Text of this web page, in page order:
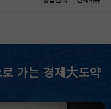
가는 경제大도약